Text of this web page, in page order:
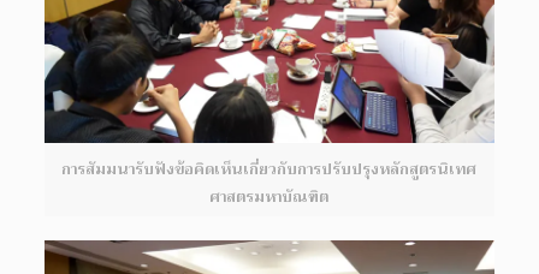
การสัมมนารับฟังข้อคิดเห็นเกี่ยวกับการปรับปรุงหลักสูตรนิเทศ
ศาสตรมหาบัณฑิต